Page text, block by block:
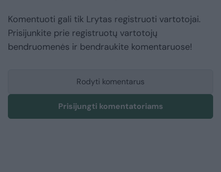
Komentuoti gali tik Lrytas registruoti vartotojai.
Prisijunkite prie registruotų vartotojų
bendruomenės ir bendraukite komentaruose!
Rodyti komentarus
Prisijungti komentatoriams